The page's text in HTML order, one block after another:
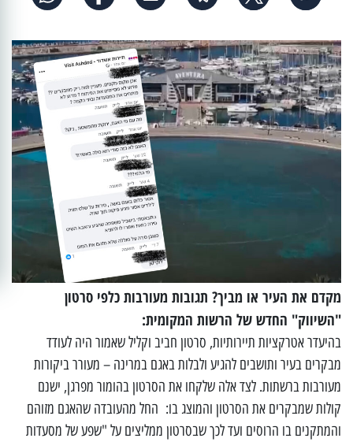
מקדם את העיר או מביך? תגובות מעורבות כלפי סרטון
"השיווק" החדש של הרשות המקומית:
בהיעדר אטרקציות תיירותיות, סרטון חביב וקליל שאמור היה לעודד
מבקרים בעיר ותושבים להגיע ולבלות באגם במרינה – מעורר ביקורות
מעורבות ברשתות. לצד אלה שלקחו את הסרטון בהומור מפרגן, ישנם
קולות שמבקרים את הסרטון והמוצג בו: החל מהעובדה שהאגם מזוהם
והמתקנים בו הרוסים ועד לכך שבסרטון ממליצים על "שפע של מסעדות